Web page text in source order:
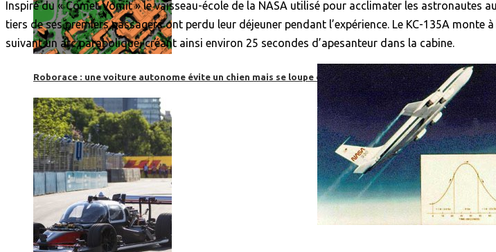
Roborace : une voiture autonome évite un chien mais se loupe dans un virage
Inspiré du « Comet Vomit » le vaisseau-école de la NASA utilisé pour acclimater les astronautes
tiers de ses premiers passagers ont perdu leur déjeuner pendant l’expérience. Le KC-135A
suivant un arc parabolique, créant ainsi environ 25 secondes d’apesanteur dans la cabine.